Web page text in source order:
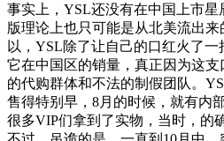
事实上，YSL还没有在中国上市
版理论上也只可能是从北美流出
以，YSL除了让自己的口红火了
它在中国区的销量，真正因为这
的代购群体和不法的制假团队。
售得特别早，8月的时候，就有内
很多VIP们拿到了实物，当时，的